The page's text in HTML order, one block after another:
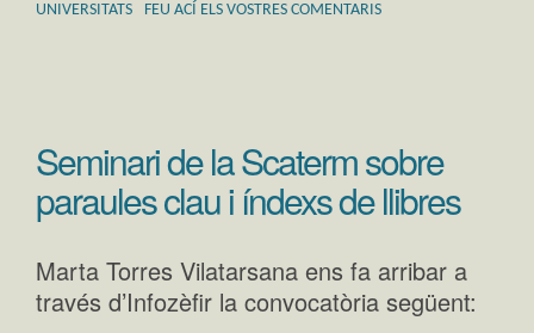
UNIVERSITATS
FEU ACÍ ELS VOSTRES COMENTARIS
Seminari de la Scaterm sobre
paraules clau i índexs de llibres
Marta Torres Vilatarsana ens fa arribar a
través d’Infozèfir la convocatòria següent: